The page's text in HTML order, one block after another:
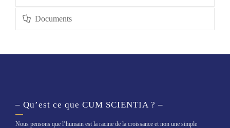
Documents
– Qu’est ce que CUM SCIENTIA ? –
Nous pensons que l’humain est la racine de la croissance et non une simple